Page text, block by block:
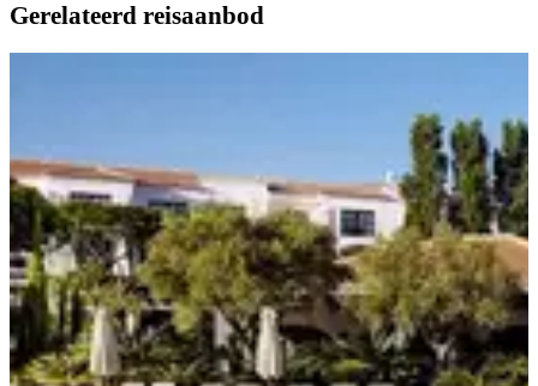
Gerelateerd reisaanbod